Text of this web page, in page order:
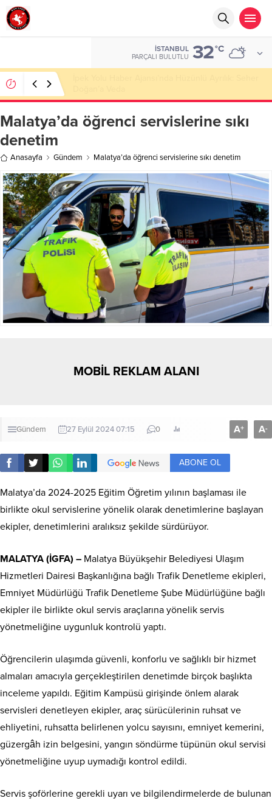
İSTANBUL
PARÇALI BULUTLU 32°C
Malatya’da öğrenci servislerine sıkı
denetim
Anasayfa Gündem Malatya’da öğrenci servislerine sıkı denetim
MOBİL REKLAM ALANI
Gündem 27 Eylül 2024 07:15 0 A+ A-
ABONE OL
Malatya’da 2024-2025 Eğitim Öğretim yılının başlaması ile
birlikte okul servislerine yönelik olarak denetimlerine başlayan
ekipler, denetimlerini aralıksız şekilde sürdürüyor.
MALATYA (İGFA) – Malatya Büyükşehir Belediyesi Ulaşım
Hizmetleri Dairesi Başkanlığına bağlı Trafik Denetleme ekipleri,
Emniyet Müdürlüğü Trafik Denetleme Şube Müdürlüğüne bağlı
ekipler ile birlikte okul servis araçlarına yönelik servis
yönetmeliğine uygunluk kontrolü yaptı.
Öğrencilerin ulaşımda güvenli, konforlu ve sağlıklı bir hizmet
almaları amacıyla gerçekleştirilen denetimde birçok başlıkta
inceleme yapıldı. Eğitim Kampüsü girişinde önlem alarak
servisleri denetleyen ekipler, araç sürücülerinin ruhsat ve
ehliyetini, ruhsatta belirlenen yolcu sayısını, emniyet kemerini,
güzergâh izin belgesini, yangın söndürme tüpünün okul servisi
yönetmeliğine uyup uymadığı kontrol edildi.
Servis şoförlerine gerekli uyarı ve bilgilendirmelerde de bulunan